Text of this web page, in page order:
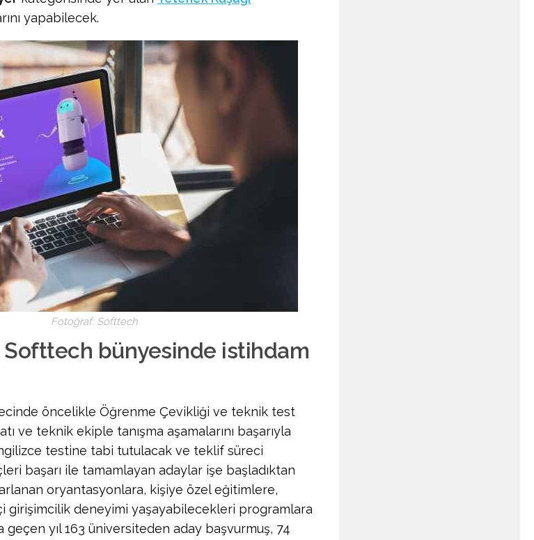
yapabilecek.
Fotoğraf: Softtech
Softtech bünyesinde istihdam
öncelikle Öğrenme Çevikliği ve teknik test
ve teknik ekiple tanışma aşamalarını başarıyla
testine tabi tutulacak ve teklif süreci
başarı ile tamamlayan adaylar işe başladıktan
oryantasyonlara, kişiye özel eğitimlere,
girişimcilik deneyimi yaşayabilecekleri programlara
geçen yıl 163 üniversiteden aday başvurmuş, 74